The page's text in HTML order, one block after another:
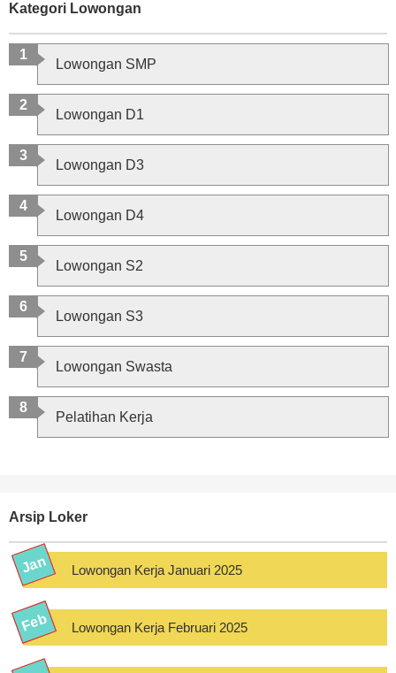
Kategori Lowongan
Lowongan SMP
Lowongan D1
Lowongan D3
Lowongan D4
Lowongan S2
Lowongan S3
Lowongan Swasta
Pelatihan Kerja
Arsip Loker
Lowongan Kerja Januari 2025
Lowongan Kerja Februari 2025